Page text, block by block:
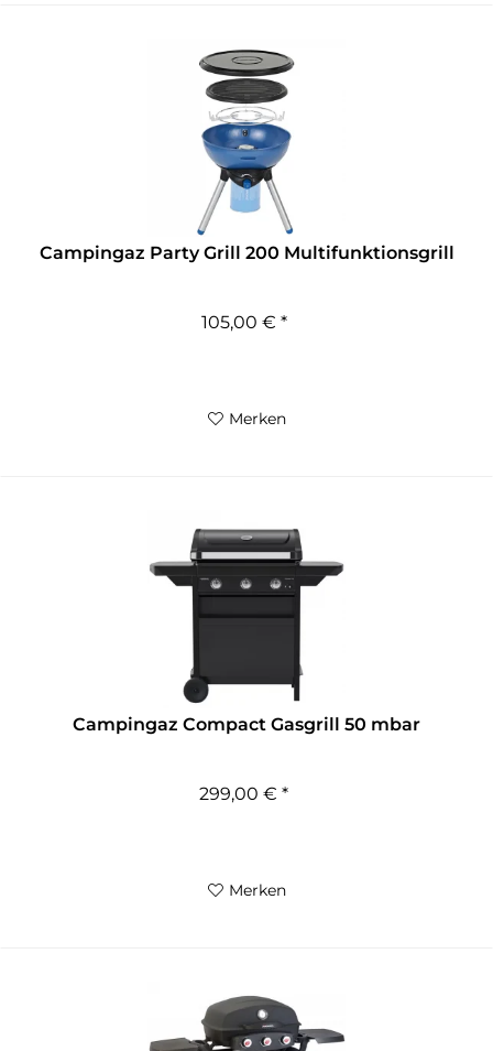
Campingaz Party Grill 200 Multifunktionsgrill
105,00 € *
Merken
Campingaz Compact Gasgrill 50 mbar
299,00 € *
Merken